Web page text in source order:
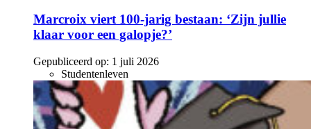
Marcroix viert 100-jarig bestaan: ‘Zijn jullie
klaar voor een galopje?’
Gepubliceerd op: 1 juli 2026
Studentenleven